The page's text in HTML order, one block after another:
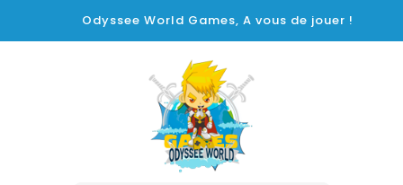
Odyssee World Games, A vous de jouer !